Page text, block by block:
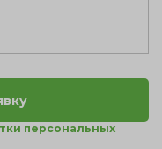
персональных